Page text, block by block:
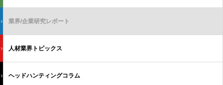
業界/企業研究レポート
人材業界トピックス
ヘッドハンティングコラム